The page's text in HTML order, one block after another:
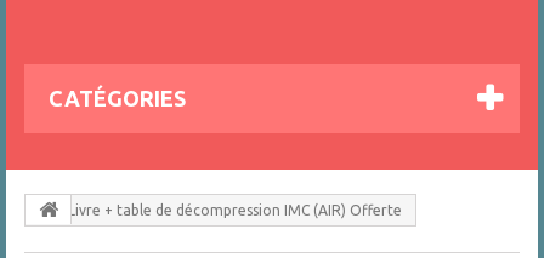
CATÉGORIES
Livre + table de décompression IMC (AIR) Offerte